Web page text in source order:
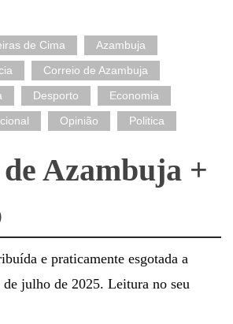
de Cima
Azambuja
Correio de Azambuja
Desporto
Economia
Opinião Politica
Azambuja +
e praticamente esgotada a
de julho de 2025. Leitura no seu